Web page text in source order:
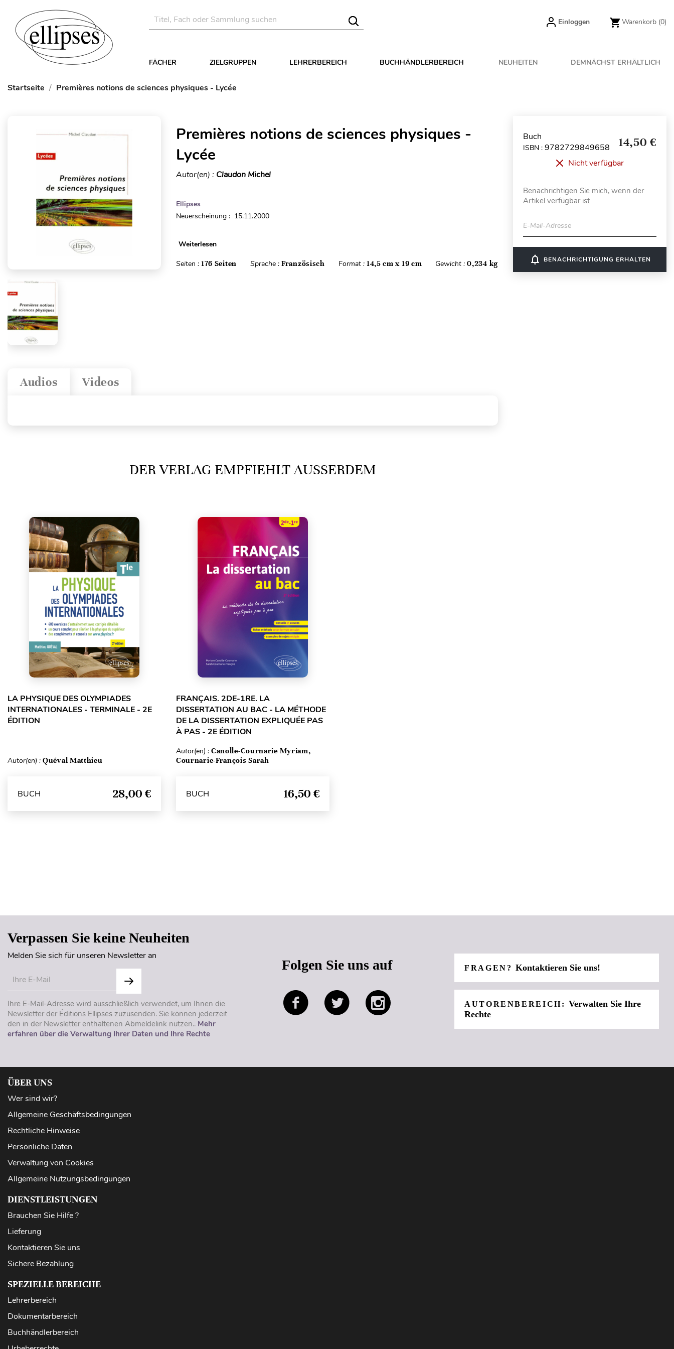
Einloggen Warenkorb (0)
FÄCHER ZIELGRUPPEN LEHRERBEREICH BUCHHÄNDLERBEREICH NEUHEITEN DEMNÄCHST ERHÄLTLICH
Startseite Premières notions de sciences physiques - Lycée
Premières notions de sciences physiques -
Lycée
Autor(en) : Claudon Michel
Ellipses
Neuerscheinung : 15.11.2000
Weiterlesen
Seiten : 176 Seiten Sprache :Französisch Format : 14,5 cm x 19 cm Gewicht :0,234 kg
Videos
Audios
DER VERLAG EMPFIEHLT AUSSERDEM
LA PHYSIQUE DES OLYMPIADES
INTERNATIONALES - TERMINALE - 2E
ÉDITION
Autor(en) : Quéval Matthieu
BUCH 28,00 €
FRANÇAIS. 2DE-1RE. LA
DISSERTATION AU BAC - LA MÉTHODE
DE LA DISSERTATION EXPLIQUÉE PAS
À PAS - 2E ÉDITION
Autor(en) : Canolle-Cournarie Myriam,
Cournarie-François Sarah
BUCH 16,50 €
Buch
ISBN : 9782729849658 14,50 €
Nicht verfügbar
Benachrichtigen Sie mich, wenn der
Artikel verfügbar ist
E-Mail-Adresse
notifications_none BENACHRICHTIGUNG ERHALTEN
Verpassen Sie keine Neuheiten
Melden Sie sich für unseren Newsletter an
Ihre E-Mail-Adresse wird ausschließlich verwendet, um Ihnen die
Newsletter der Éditions Ellipses zuzusenden. Sie können jederzeit
den in der Newsletter enthaltenen Abmeldelink nutzen.. Mehr
erfahren über die Verwaltung Ihrer Daten und Ihre Rechte
Folgen Sie uns auf FRAGEN?Kontaktieren Sie uns!
AUTORENBEREICH:Verwalten Sie Ihre
Rechte
ÜBER UNS
Wer sind wir?
Allgemeine Geschäftsbedingungen
Rechtliche Hinweise
Persönliche Daten
Verwaltung von Cookies
Allgemeine Nutzungsbedingungen
DIENSTLEISTUNGEN
Brauchen Sie Hilfe ?
Lieferung
Kontaktieren Sie uns
Sichere Bezahlung
SPEZIELLE BEREICHE
Lehrerbereich
Dokumentarbereich
Buchhändlerbereich